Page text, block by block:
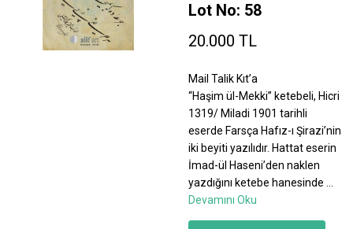
Lot No: 58
20.000 TL
Mail Talik Kıt’a
“Haşim ül-Mekki” ketebeli, Hicri
1319/ Miladi 1901 tarihli
eserde Farsça Hafız-ı Şirazi’nin
iki beyiti yazılıdır. Hattat eserin
İmad-ül Haseni’den naklen
yazdığını ketebe hanesinde
Devamını Oku